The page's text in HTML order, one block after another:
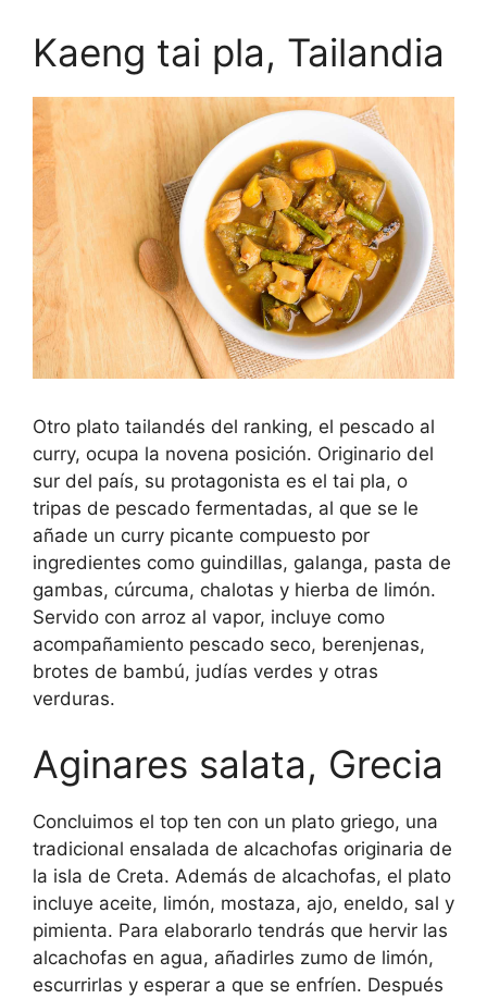
Kaeng tai pla, Tailandia
Otro plato tailandés del ranking, el pescado al
curry, ocupa la novena posición. Originario del
sur del país, su protagonista es el tai pla, o
tripas de pescado fermentadas, al que se le
añade un curry picante compuesto por
ingredientes como guindillas, galanga, pasta de
gambas, cúrcuma, chalotas y hierba de limón.
Servido con arroz al vapor, incluye como
acompañamiento pescado seco, berenjenas,
brotes de bambú, judías verdes y otras
verduras.
Aginares salata, Grecia
Concluimos el top ten con un plato griego, una
tradicional ensalada de alcachofas originaria de
la isla de Creta. Además de alcachofas, el plato
incluye aceite, limón, mostaza, ajo, eneldo, sal y
pimienta. Para elaborarlo tendrás que hervir las
alcachofas en agua, añadirles zumo de limón,
escurrirlas y esperar a que se enfríen. Después